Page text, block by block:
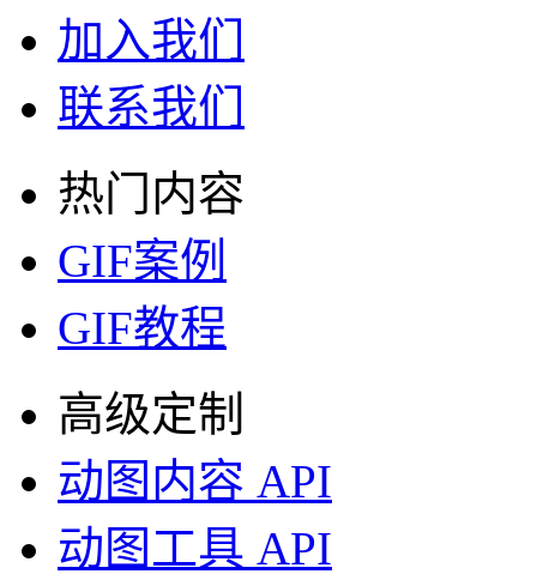
加入我们
联系我们
热门内容
GIF案例
GIF教程
高级定制
动图内容 API
动图工具 API